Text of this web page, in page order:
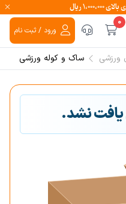
ریال
0
ورود / ثبت نام
ورزشی ساک و کوله ورزشی
نشد.